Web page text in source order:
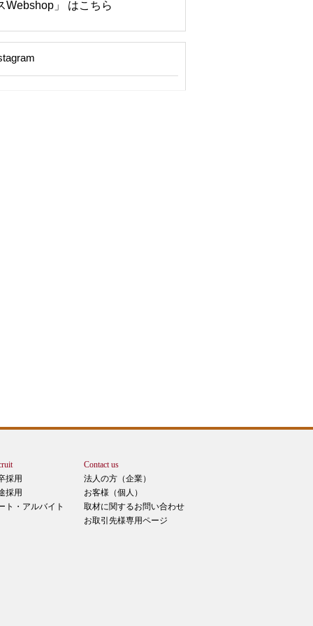
Webshop」 はこちら
採用
採用
ト・アルバイト
Contact us
法人の方（企業）
お客様（個人）
取材に関するお問い合わせ
お取引先様専用ページ